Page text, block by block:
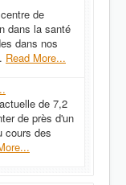
de
dans la santé
dans nos
Read More...
de 7,2
de près d'un
cours des